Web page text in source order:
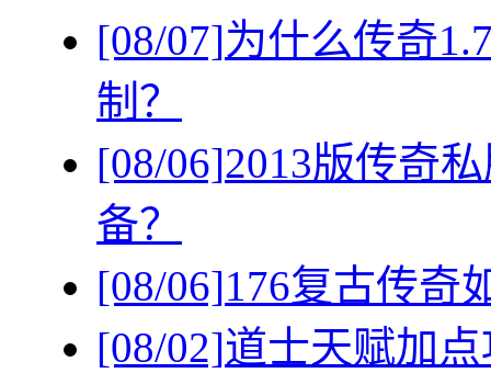
[08/07]为什么传奇
制？
[08/06]2013版传奇
备？
[08/06]176复古传奇
[08/02]道士天赋加